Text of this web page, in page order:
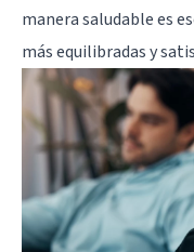
manera saludable es
más equilibradas y